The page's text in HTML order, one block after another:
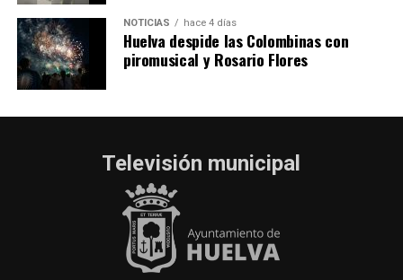
NOTICIAS hace 4 días
Huelva despide las Colombinas con
piromusical y Rosario Flores
Televisión municipal